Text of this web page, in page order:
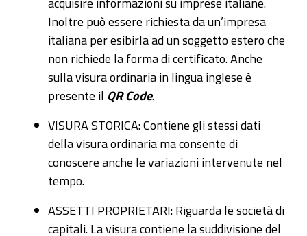
acquisire informazioni su imprese italiane.
Inoltre può essere richiesta da un’impresa
italiana per esibirla ad un soggetto estero che
non richiede la forma di certificato. Anche
sulla visura ordinaria in lingua inglese è
presente il QR Code.
VISURA STORICA: Contiene gli stessi dati
della visura ordinaria ma consente di
conoscere anche le variazioni intervenute nel
tempo.
ASSETTI PROPRIETARI: Riguarda le società di
capitali. La visura contiene la suddivisione del